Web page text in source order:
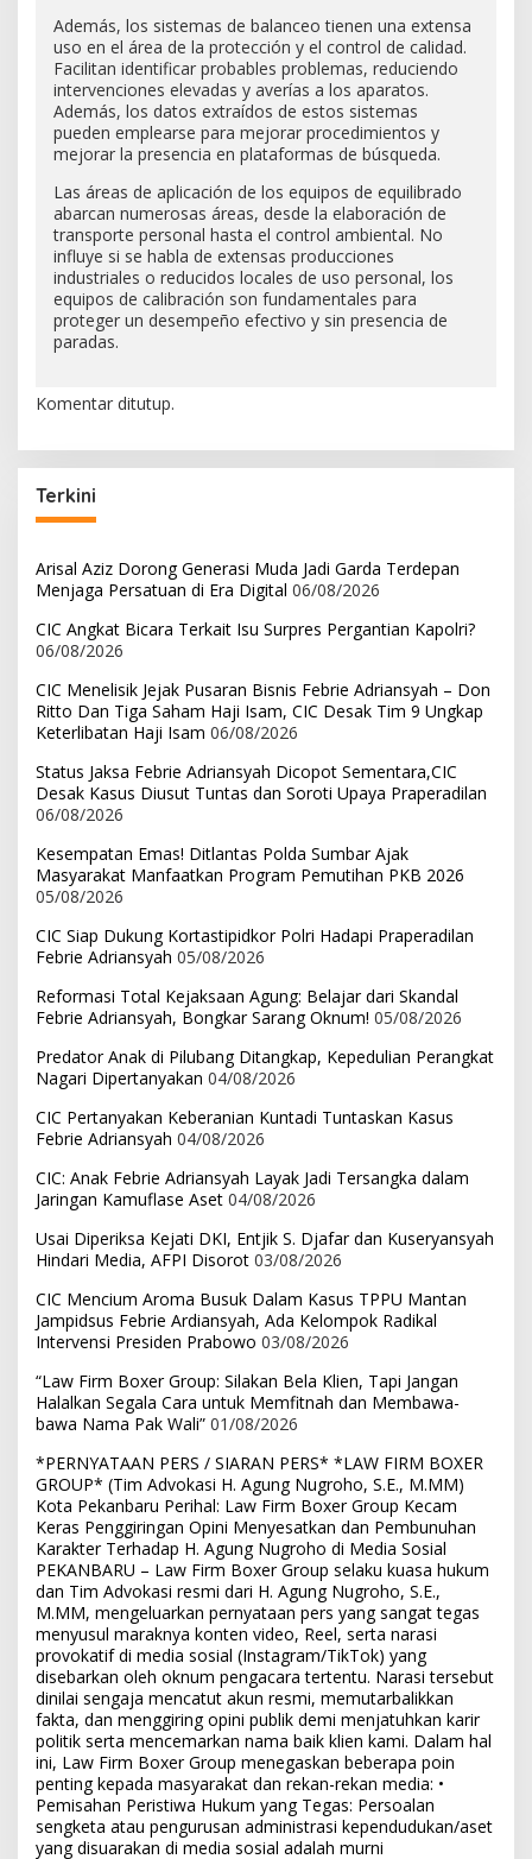
Además, los sistemas de balanceo tienen una extensa
uso en el área de la protección y el control de calidad.
Facilitan identificar probables problemas, reduciendo
intervenciones elevadas y averías a los aparatos.
Además, los datos extraídos de estos sistemas
pueden emplearse para mejorar procedimientos y
mejorar la presencia en plataformas de búsqueda.
Las áreas de aplicación de los equipos de equilibrado
abarcan numerosas áreas, desde la elaboración de
transporte personal hasta el control ambiental. No
influye si se habla de extensas producciones
industriales o reducidos locales de uso personal, los
equipos de calibración son fundamentales para
proteger un desempeño efectivo y sin presencia de
paradas.
Komentar ditutup.
Terkini
Arisal Aziz Dorong Generasi Muda Jadi Garda Terdepan
Menjaga Persatuan di Era Digital 06/08/2026
CIC Angkat Bicara Terkait Isu Surpres Pergantian Kapolri?
06/08/2026
CIC Menelisik Jejak Pusaran Bisnis Febrie Adriansyah – Don
Ritto Dan Tiga Saham Haji Isam, CIC Desak Tim 9 Ungkap
Keterlibatan Haji Isam 06/08/2026
Status Jaksa Febrie Adriansyah Dicopot Sementara,CIC
Desak Kasus Diusut Tuntas dan Soroti Upaya Praperadilan
06/08/2026
Kesempatan Emas! Ditlantas Polda Sumbar Ajak
Masyarakat Manfaatkan Program Pemutihan PKB 2026
05/08/2026
CIC Siap Dukung Kortastipidkor Polri Hadapi Praperadilan
Febrie Adriansyah 05/08/2026
Reformasi Total Kejaksaan Agung: Belajar dari Skandal
Febrie Adriansyah, Bongkar Sarang Oknum! 05/08/2026
Predator Anak di Pilubang Ditangkap, Kepedulian Perangkat
Nagari Dipertanyakan 04/08/2026
CIC Pertanyakan Keberanian Kuntadi Tuntaskan Kasus
Febrie Adriansyah 04/08/2026
CIC: Anak Febrie Adriansyah Layak Jadi Tersangka dalam
Jaringan Kamuflase Aset 04/08/2026
Usai Diperiksa Kejati DKI, Entjik S. Djafar dan Kuseryansyah
Hindari Media, AFPI Disorot 03/08/2026
CIC Mencium Aroma Busuk Dalam Kasus TPPU Mantan
Jampidsus Febrie Ardiansyah, Ada Kelompok Radikal
Intervensi Presiden Prabowo 03/08/2026
“Law Firm Boxer Group: Silakan Bela Klien, Tapi Jangan
Halalkan Segala Cara untuk Memfitnah dan Membawa-
bawa Nama Pak Wali” 01/08/2026
*PERNYATAAN PERS / SIARAN PERS* *LAW FIRM BOXER
GROUP* (Tim Advokasi H. Agung Nugroho, S.E., M.MM)
Kota Pekanbaru Perihal: Law Firm Boxer Group Kecam
Keras Penggiringan Opini Menyesatkan dan Pembunuhan
Karakter Terhadap H. Agung Nugroho di Media Sosial
PEKANBARU – Law Firm Boxer Group selaku kuasa hukum
dan Tim Advokasi resmi dari H. Agung Nugroho, S.E.,
M.MM, mengeluarkan pernyataan pers yang sangat tegas
menyusul maraknya konten video, Reel, serta narasi
provokatif di media sosial (Instagram/TikTok) yang
disebarkan oleh oknum pengacara tertentu. Narasi tersebut
dinilai sengaja mencatut akun resmi, memutarbalikkan
fakta, dan menggiring opini publik demi menjatuhkan karir
politik serta mencemarkan nama baik klien kami. Dalam hal
ini, Law Firm Boxer Group menegaskan beberapa poin
penting kepada masyarakat dan rekan-rekan media: •
Pemisahan Peristiwa Hukum yang Tegas: Persoalan
sengketa atau pengurusan administrasi kependudukan/aset
yang disuarakan di media sosial adalah murni